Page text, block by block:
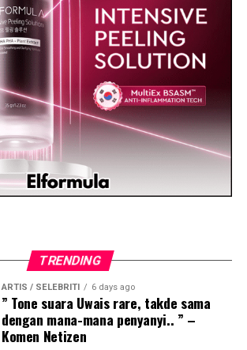
TRENDING
ARTIS / SELEBRITI 6 days ago
” Tone suara Uwais rare, takde sama
dengan mana-mana penyanyi.. ” –
Komen Netizen